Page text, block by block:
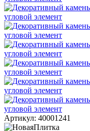
Артикул: 40001241